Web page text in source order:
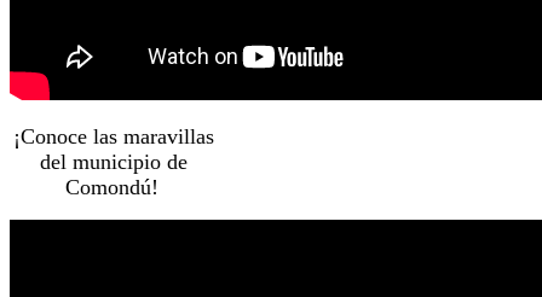
¡Conoce las maravillas
del municipio de
Comondú!